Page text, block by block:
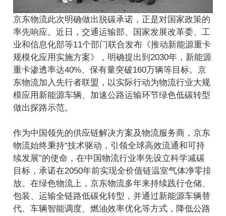
京东物流此次明确做出脱碳承诺，正是对国家政策的
率先响应。近日，交通运输部、国家发展改革委、工
业和信息化部等11个部门联合发布《推动新能源重卡
规模化应用实施方案》，明确提出到2030年，新能源
重卡渗透率达40%、保有量突破160万辆等目标。京
东物流加入先行者联盟，以实际行动为物流行业大规
模应用新能源车辆、加速公路运输环节绿色低碳转型
做出探路示范。
作为中国领先的供应链解决方案及物流服务商，京东
物流始终秉持“技术驱动，引领全球高效流通和可持
续发展”的使命，在中国物流行业率先设立科学减碳
目标，承诺在2050年前实现全价值链温室气体净零排
放。在绿色物流上，京东物流多年来持续践行仓储、
包装、运输全链路低碳化转型，并通过新能源车辆替
代、车辆智能调度、燃油效率优化等方式，降低公路